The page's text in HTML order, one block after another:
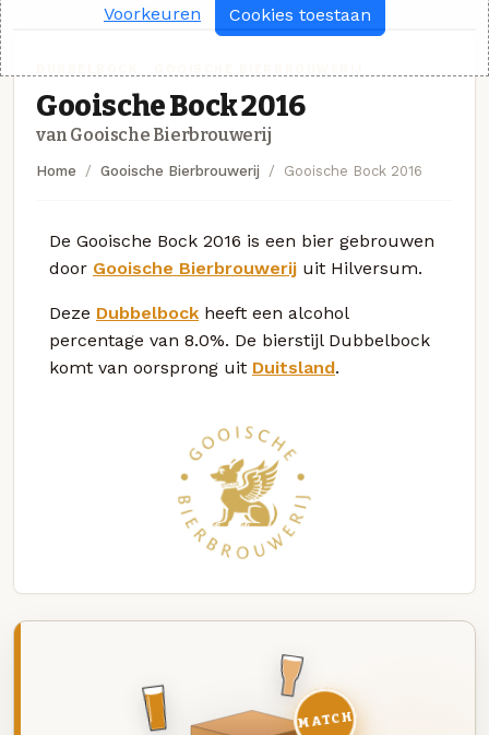
Gooische Bock 2016
van Gooische Bierbrouwerij
Home Gooische Bierbrouwerij Gooische Bock 2016
De Gooische Bock 2016 is een bier gebrouwen
door Gooische Bierbrouwerij uit Hilversum.
Deze Dubbelbock heeft een alcohol
percentage van 8.0%. De bierstijl Dubbelbock
komt van oorsprong uit Duitsland.
MATCH
Voorkeuren Cookies toestaan